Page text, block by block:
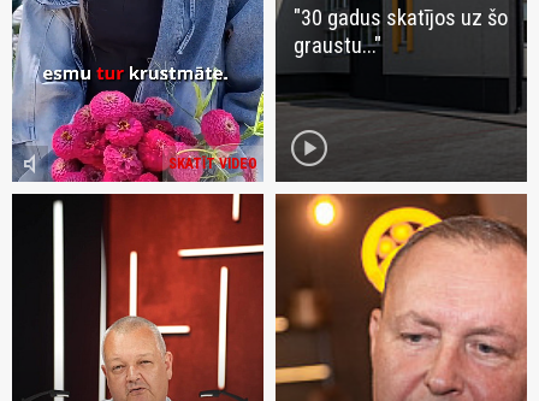
SKATĪT VIDEO
volume_mute
"30 gadus skatījos uz šo
graustu..."
play_circle